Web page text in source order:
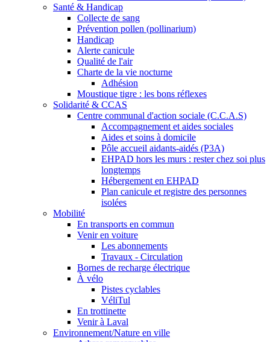
Santé & Handicap
Collecte de sang
Prévention pollen (pollinarium)
Handicap
Alerte canicule
Qualité de l'air
Charte de la vie nocturne
Adhésion
Moustique tigre : les bons réflexes
Solidarité & CCAS
Centre communal d'action sociale (C.C.A.S)
Accompagnement et aides sociales
Aides et soins à domicile
Pôle accueil aidants-aidés (P3A)
EHPAD hors les murs : rester chez soi plus
longtemps
Hébergement en EHPAD
Plan canicule et registre des personnes
isolées
Mobilité
En transports en commun
Venir en voiture
Les abonnements
Travaux - Circulation
Bornes de recharge électrique
À vélo
Pistes cyclables
VéliTul
En trottinette
Venir à Laval
Environnement/Nature en ville